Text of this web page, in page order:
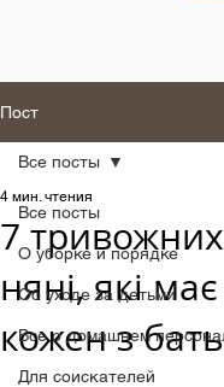
Пост
Все посты
О уборке и порядке
Об уходе за детьми
Все о домашнем
Для соискателей
Все посты
7
няні, які
кожен з
4 мин. чтения